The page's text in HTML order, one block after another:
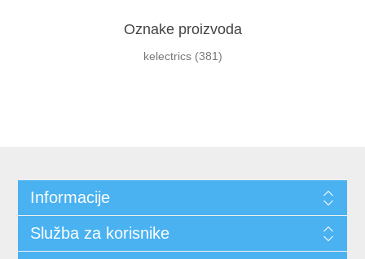
Oznake proizvoda
kelectrics (381)
Informacije
Služba za korisnike